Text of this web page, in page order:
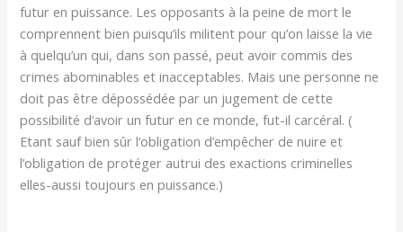
futur en puissance. Les opposants à la peine de mort le
comprennent bien puisqu’ils militent pour qu’on laisse la vie
à quelqu’un qui, dans son passé, peut avoir commis des
crimes abominables et inacceptables. Mais une personne ne
doit pas être dépossédée par un jugement de cette
possibilité d’avoir un futur en ce monde, fut-il carcéral. (
Etant sauf bien sûr l’obligation d’empêcher de nuire et
l’obligation de protéger autrui des exactions criminelles
elles-aussi toujours en puissance.)